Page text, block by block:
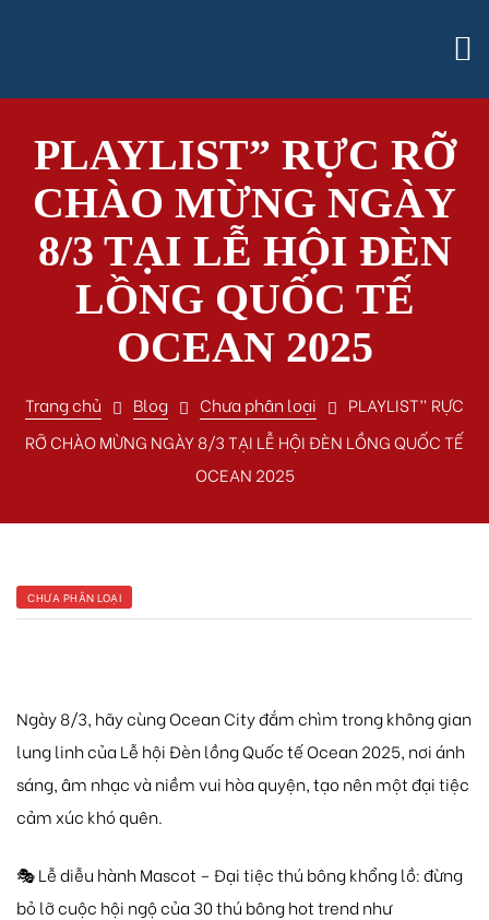
PLAYLIST” RỰC RỠ
CHÀO MỪNG NGÀY
8/3 TẠI LỄ HỘI ĐÈN
LỒNG QUỐC TẾ
OCEAN 2025
Trang chủ Blog Chưa phân loại
PLAYLIST” RỰC
RỠ CHÀO MỪNG NGÀY 8/3 TẠI LỄ HỘI ĐÈN LỒNG QUỐC TẾ
OCEAN 2025
CHƯA PHÂN LOẠI
Ngày 8/3, hãy cùng Ocean City đắm chìm trong không gian
lung linh của Lễ hội Đèn lồng Quốc tế Ocean 2025, nơi ánh
sáng, âm nhạc và niềm vui hòa quyện, tạo nên một đại tiệc
cảm xúc khó quên.
🎭 Lễ diễu hành Mascot – Đại tiệc thú bông khổng lồ: đừng
bỏ lỡ cuộc hội ngộ của 30 thú bông hot trend như